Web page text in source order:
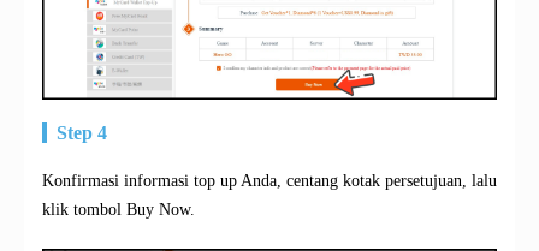
Step 4
Konfirmasi informasi top up Anda, centang kotak persetujuan, lalu
klik tombol Buy Now.